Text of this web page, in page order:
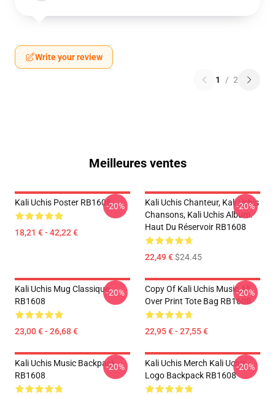
Write your review
1 / 2
Meilleures ventes
Kali Uchis Poster RB1608
18,21 € - 42,22 €
-20%
Kali Uchis Chanteur, Kali Uchis
Chansons, Kali Uchis Album.
Haut Du Réservoir RB1608
22,49 €$24.45
-20%
Kali Uchis Mug Classique
RB1608
23,00 € - 26,68 €
-20%
Copy Of Kali Uchis Music All
Over Print Tote Bag RB1608
22,95 € - 27,55 €
-20%
Kali Uchis Music Backpack
RB1608
-20%
Kali Uchis Merch Kali Uchis
Logo Backpack RB1608
-20%